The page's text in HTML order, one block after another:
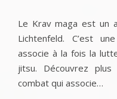
Le Krav maga est un art martial hybride initié par Imi
Lichtenfeld. C’est
associe à la fois la
jitsu. Découvrez
combat qui associe…